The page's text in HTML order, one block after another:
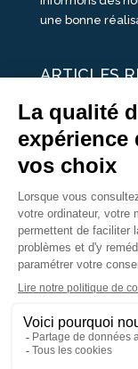
une bonne
ARTICLES
25 idées de
Un été pour
Portes
Une ombre
portes
Nous Suivre